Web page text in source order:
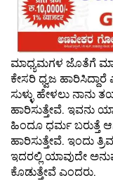
ಮಾಧ್ಯಮಗಳ ಜೊತೆಗೆ
ಕೇಸರಿ ಧ್ವಜ
ಸುಳ್ಳು ಹೇಳಲು ನಾನು
ಹಾರಿಸುತ್ತೇವೆ. ಇವನು
ಹಿಂದೂ ಧರ್ಮ ಬರುತ್ತೆ
ಹಾರಿಸುತ್ತೇವೆ. ಇಂದು
ಇದರಲ್ಲಿ ಯಾವುದೇ
ಕೊಡುತ್ತೇವೆ ಎಂದರು.